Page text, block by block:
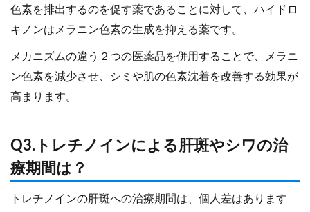
色素を排出するのを促す薬であることに対して、ハイドロ
キノンはメラニン色素の生成を抑える薬です。
メカニズムの違う２つの医薬品を併用することで、メラニ
ン色素を減少させ、シミや肌の色素沈着を改善する効果が
高まります。
Q3.トレチノインによる肝斑やシワの治
療期間は？
トレチノインの肝斑への治療期間は、個人差はあります